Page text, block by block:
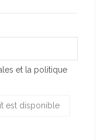
et la politique